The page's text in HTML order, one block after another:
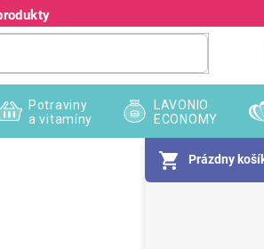
Prázdny
Potraviny
a vitamíny
LAVONIO
ECONOMY